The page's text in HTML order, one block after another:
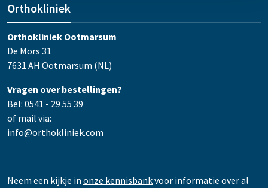
Orthokliniek
Orthokliniek Ootmarsum
De Mors 31
7631 AH Ootmarsum (NL)
Vragen over bestellingen?
Bel: 0541 - 29 55 39
of mail via:
info@orthokliniek.com
Neem een kijkje in onze kennisbankvoor informatie over al